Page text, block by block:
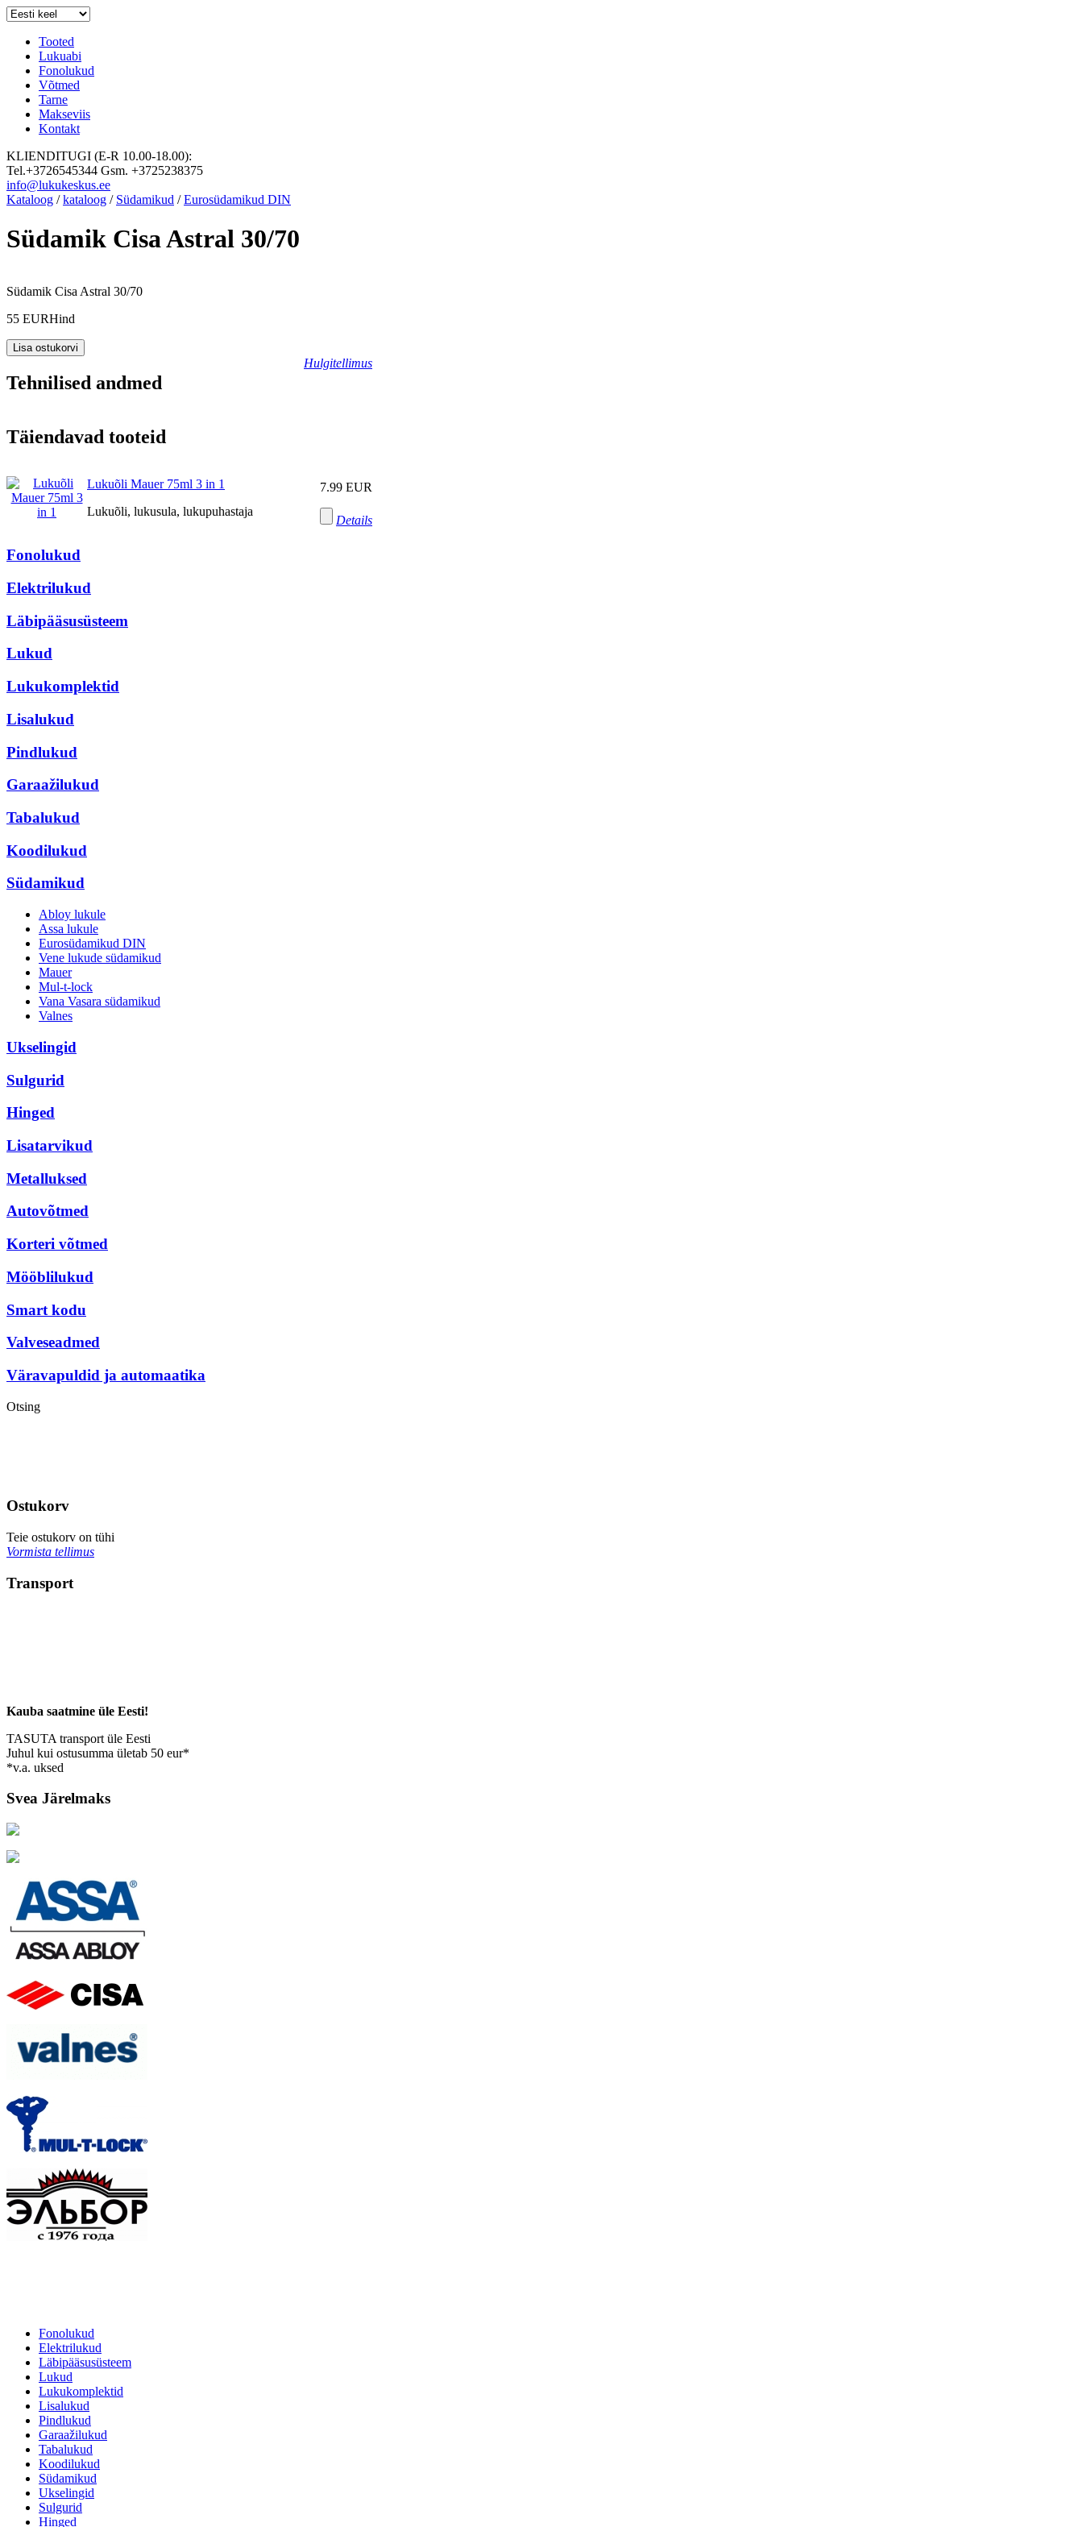
Tooted
Lukuabi
Fonolukud
Võtmed
Tarne
Makseviis
Kontakt
KLIENDITUGI (E-R 10.00-18.00):
Tel.+3726545344 Gsm. +3725238375
info@lukukeskus.ee
Kataloog /kataloog / Südamikud /Eurosüdamikud DIN
Südamik Cisa Astral 30/70
Südamik Cisa Astral 30/70
55 EURHind
Hulgitellimus
Tehnilised andmed
Täiendavad tooteid
Lukuõli Mauer 75ml 3 in 1
Lukuõli, lukusula, lukupuhastaja
7.99 EUR
Details
Fonolukud
Elektrilukud
Läbipääsusüsteem
Lukud
Lukukomplektid
Lisalukud
Pindlukud
Garaažilukud
Tabalukud
Koodilukud
Südamikud
Abloy lukule
Assa lukule
Eurosüdamikud DIN
Vene lukude südamikud
Mauer
Mul-t-lock
Vana Vasara südamikud
Valnes
Ukselingid
Sulgurid
Hinged
Lisatarvikud
Metalluksed
Autovõtmed
Korteri võtmed
Mööblilukud
Smart kodu
Valveseadmed
Väravapuldid ja automaatika
Otsing
Ostukorv
Teie ostukorv on tühi
Vormista tellimus
Transport
Kauba saatmine üle Eesti!
TASUTA transport üle Eesti
Juhul kui ostusumma ületab 50 eur*
*v.a. uksed
Svea Järelmaks
Fonolukud
Elektrilukud
Läbipääsusüsteem
Lukud
Lukukomplektid
Lisalukud
Pindlukud
Garaažilukud
Tabalukud
Koodilukud
Südamikud
Ukselingid
Sulgurid
Hinged